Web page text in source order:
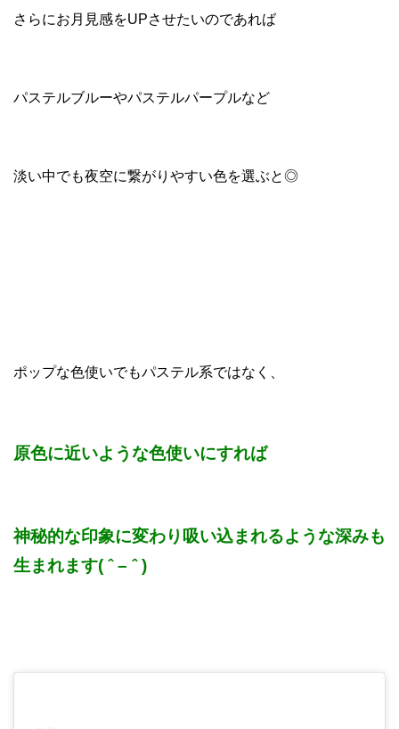
さらにお月見感をUPさせたいのであれば
パステルブルーやパステルパープルなど
淡い中でも夜空に繋がりやすい色を選ぶと◎
ポップな色使いでもパステル系ではなく、
原色に近いような色使いにすれば
神秘的な印象に変わり吸い込まれるような深みも
生まれます( ˆ – ˆ )